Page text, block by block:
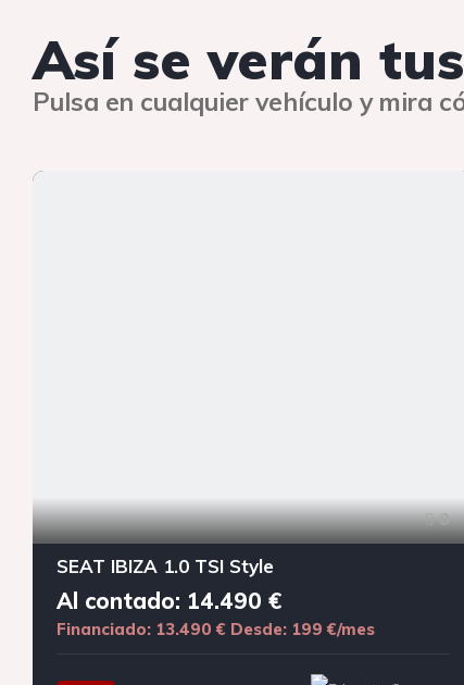
Así se verán
Pulsa en cualquier vehículo y mira
8
SEAT IBIZA 1.0 TSI Style
Al contado: 14.490 €
Financiado: 13.490 € Desde: 199 €/mes